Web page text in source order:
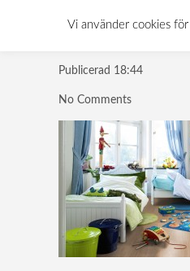
Publicerad 18:44
No Comments
Vi använder cookies